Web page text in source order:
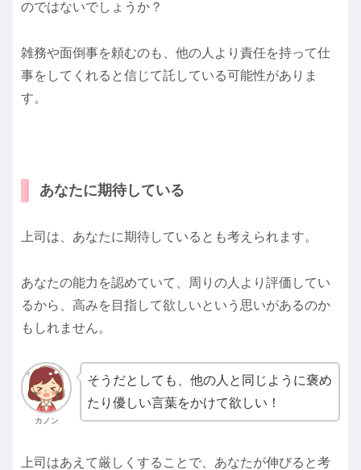
のではないでしょうか？
雑務や面倒事を頼むのも、他の人より責任を持って仕
事をしてくれると信じて託している可能性がありま
す。
あなたに期待している
上司は、あなたに期待しているとも考えられます。
あなたの能力を認めていて、周りの人より評価してい
るから、高みを目指して欲しいという思いがあるのか
もしれません。
カノン
そうだとしても、他の人と同じように褒め
たり優しい言葉をかけて欲しい！
上司はあえて厳しくすることで、あなたが伸びると考